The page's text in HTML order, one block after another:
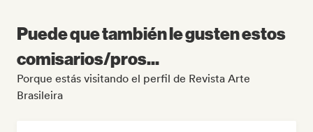
Puede que también le gusten estos
comisarios/pros...
Porque estás visitando el perfil de Revista Arte
Brasileira